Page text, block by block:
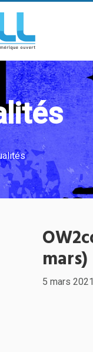
mars)
5 mars 2021